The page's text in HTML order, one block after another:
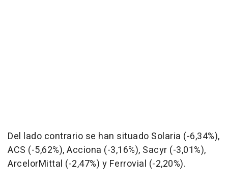
Del lado contrario se han situado Solaria (-6,34%),
ACS (-5,62%), Acciona (-3,16%), Sacyr (-3,01%),
ArcelorMittal (-2,47%) y Ferrovial (-2,20%).